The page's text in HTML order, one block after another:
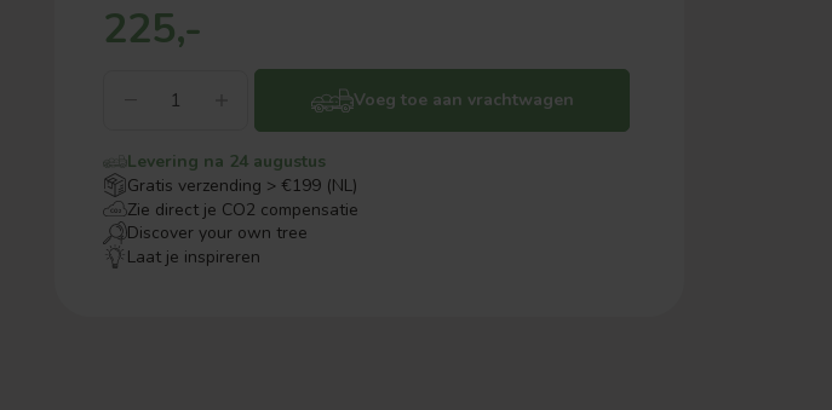
225,-
Voeg toe aan vrachtwagen
Levering na 24 augustus
Gratis verzending > €199 (NL)
Zie direct je CO2 compensatie
Discover your own tree
Laat je inspireren